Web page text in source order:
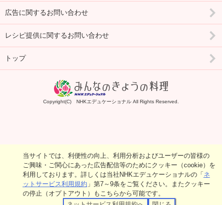
広告に関するお問い合わせ
レシピ提供に関するお問い合わせ
トップ
Copyright(C) NHKエデュケーショナル All Rights Reserved.
当サイトでは、利便性の向上、利用分析およびユーザーの皆様の
ご興味・ご関心にあった広告配信等のためにクッキー（cookie）を
利用しております。詳しくは当社NHKエデュケーショナルの「ネ
ットサービス利用規約 」第7～9条をご覧ください。またクッキー
の停止（オプトアウト）もこちらから可能です。